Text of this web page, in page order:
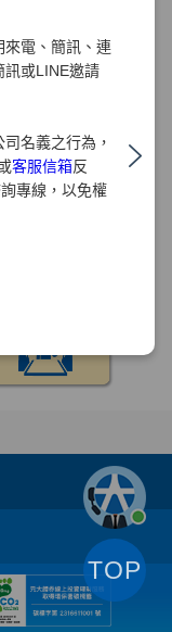
來電、簡訊、連
訊或LINE邀請
名義之行為，
客服信箱反
專線，以免權
特成立公平待客
規劃與檢討及精
TOP